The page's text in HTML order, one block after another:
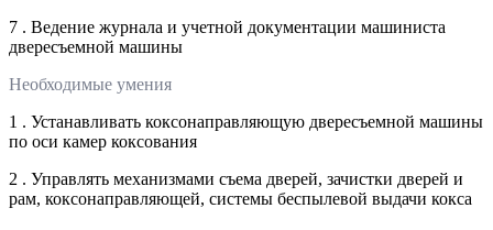
7 . Ведение журнала и учетной документации машиниста
двересъемной машины
Необходимые умения
1 . Устанавливать коксонаправляющую двересъемной машины
по оси камер коксования
2 . Управлять механизмами съема дверей, зачистки дверей и
рам, коксонаправляющей, системы беспылевой выдачи кокса